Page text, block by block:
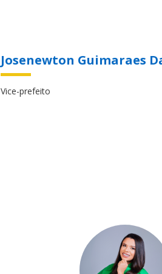
Josenewton Guimaraes
Vice-prefeito